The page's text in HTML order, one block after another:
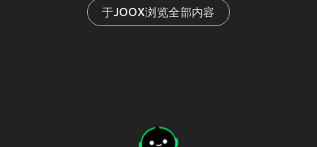
于JOOX浏览全部内容